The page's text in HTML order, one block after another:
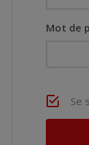
Mot de
Se